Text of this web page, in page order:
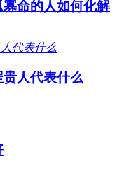
命的人如何化解
人代表什么